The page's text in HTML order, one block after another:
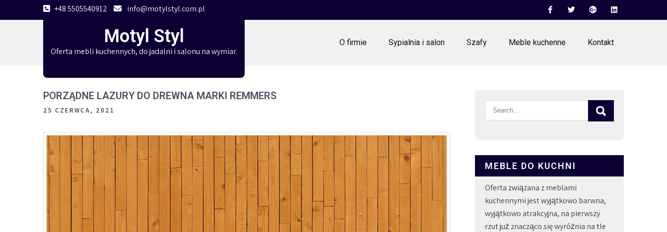
to
+48 5505540912 info@motylstyl.com.pl
Motyl Styl
Oferta mebli kuchennych, do jadalni i salonu na wymiar.
O firmie Sypialnia i salon Szafy Meble kuchenne Kontakt
PORZĄDNE LAZURY DO DREWNA MARKI REMMERS
25 CZERWCA, 2021
MEBLE DO KUCHNI
Oferta związana z meblami
kuchennymi jest wyjątkowo barwna,
wyjątkowo atrakcyjna, na pierwszy
rzut już znacząco się wyróżnia na tle